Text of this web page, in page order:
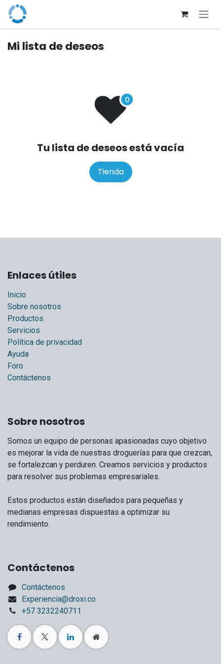
Ir al contenido
Mi lista de deseos
Tu lista de deseos está vacía
Tienda
Enlaces útiles
Inicio
Sobre nosotros
Productos
Servicios
Política de privacidad
Ayuda
Foro
Contáctenos
Sobre nosotros
Somos un equipo de personas apasionadas cuyo objetivo
es mejorar la vida de nuestras droguerías para que crezcan,
se fortalezcan y perduren. Creamos servicios y productos
para resolver sus problemas empresariales.
Estos productos están diseñados para pequeñas y
medianas empresas dispuestas a optimizar su
rendimiento.
Contáctenos
Contáctenos
Experiencia@droxi.co
+57 3232240711